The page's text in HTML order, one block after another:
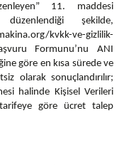
11. maddesi
düzenlendiği şekilde,
kvkk-ve-gizlilik-
Formunu’nu ANI
göre en kısa sürede ve
olarak sonuçlandırılır;
halinde Kişisel Verileri
göre ücret talep